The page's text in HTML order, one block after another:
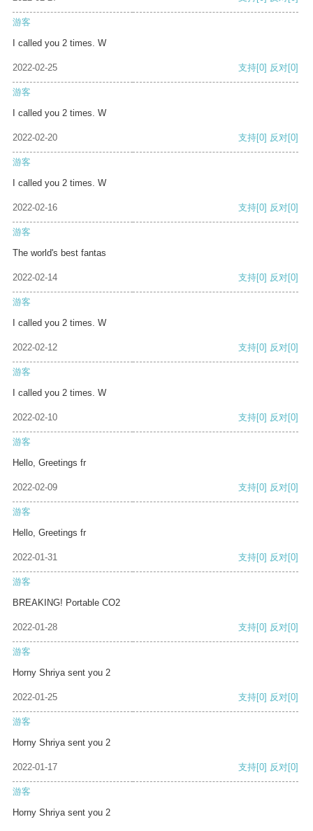
游客
I called you 2 times. W
2022-02-25 支持[0] 反对[0]
游客
I called you 2 times. W
2022-02-20 支持[0] 反对[0]
游客
I called you 2 times. W
2022-02-16 支持[0] 反对[0]
游客
The world's best fantas
2022-02-14 支持[0] 反对[0]
游客
I called you 2 times. W
2022-02-12 支持[0] 反对[0]
游客
I called you 2 times. W
2022-02-10 支持[0] 反对[0]
游客
Hello, Greetings fr
2022-02-09 支持[0] 反对[0]
游客
Hello, Greetings fr
2022-01-31 支持[0] 反对[0]
游客
BREAKING! Portable CO2
2022-01-28 支持[0] 反对[0]
游客
Horny Shriya sent you 2
2022-01-25 支持[0] 反对[0]
游客
Horny Shriya sent you 2
2022-01-17 支持[0] 反对[0]
游客
Horny Shriya sent you 2